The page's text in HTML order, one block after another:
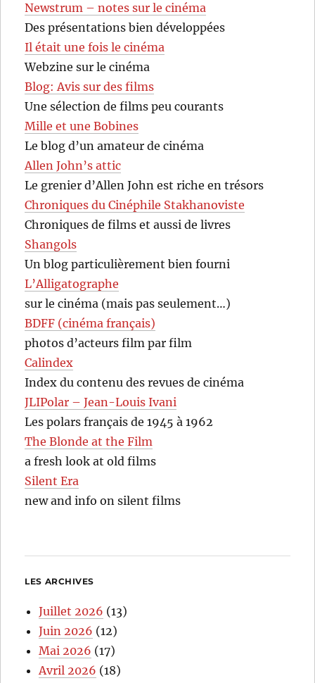
Newstrum – notes sur le cinéma
Des présentations bien développées
Il était une fois le cinéma
Webzine sur le cinéma
Blog: Avis sur des films
Une sélection de films peu courants
Mille et une Bobines
Le blog d’un amateur de cinéma
Allen John’s attic
Le grenier d’Allen John est riche en trésors
Chroniques du Cinéphile Stakhanoviste
Chroniques de films et aussi de livres
Shangols
Un blog particulièrement bien fourni
L’Alligatographe
sur le cinéma (mais pas seulement…)
BDFF (cinéma français)
photos d’acteurs film par film
Calindex
Index du contenu des revues de cinéma
JLIPolar – Jean-Louis Ivani
Les polars français de 1945 à 1962
The Blonde at the Film
a fresh look at old films
Silent Era
new and info on silent films
LES ARCHIVES
Juillet 2026 (13)
Juin 2026 (12)
Mai 2026 (17)
Avril 2026 (18)